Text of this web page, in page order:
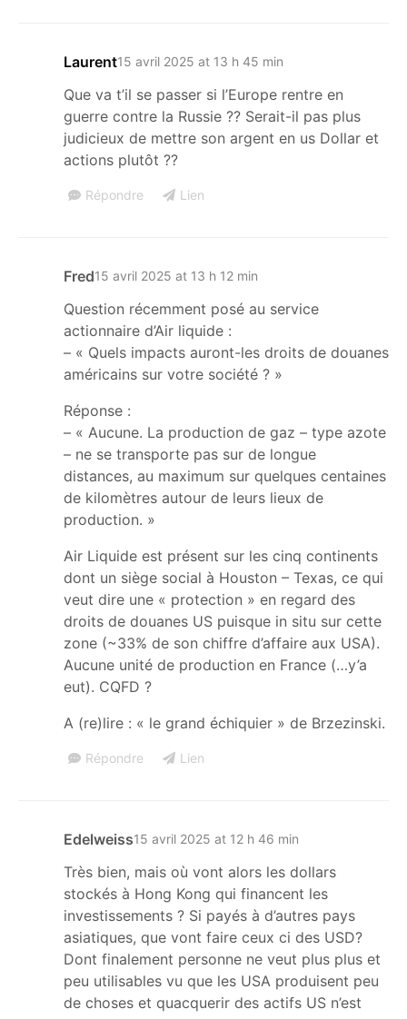
Laurent15 avril 2025 at 13 h 45 min
Que va t’il se passer si l’Europe rentre en
guerre contre la Russie ?? Serait-il pas plus
judicieux de mettre son argent en us Dollar et
actions plutôt ??
Répondre Lien
Fred15 avril 2025 at 13 h 12 min
Question récemment posé au service
actionnaire d’Air liquide :
– « Quels impacts auront-les droits de douanes
américains sur votre société ? »
Réponse :
– « Aucune. La production de gaz – type azote
– ne se transporte pas sur de longue
distances, au maximum sur quelques centaines
de kilomètres autour de leurs lieux de
production. »
Air Liquide est présent sur les cinq continents
dont un siège social à Houston – Texas, ce qui
veut dire une « protection » en regard des
droits de douanes US puisque in situ sur cette
zone (~33% de son chiffre d’affaire aux USA).
Aucune unité de production en France (…y’a
eut). CQFD ?
A (re)lire : « le grand échiquier » de Brzezinski.
Répondre Lien
Edelweiss15 avril 2025 at 12 h 46 min
Très bien, mais où vont alors les dollars
stockés à Hong Kong qui financent les
investissements ? Si payés à d’autres pays
asiatiques, que vont faire ceux ci des USD?
Dont finalement personne ne veut plus plus et
peu utilisables vu que les USA produisent peu
de choses et quacquerir des actifs US n’est